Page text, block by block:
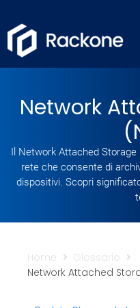
VPS
Server
Network
Il Network Attached
rete che consente di
dispositivi. Scopri
Home
Glossario
Network Attached